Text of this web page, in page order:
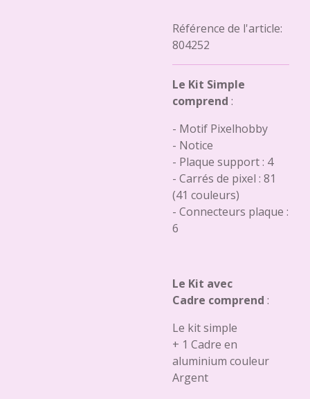
Référence de l'article:
804252
Le Kit Simple
comprend :
- Motif Pixelhobby
- Notice
- Plaque support : 4
- Carrés de pixel : 81
(41 couleurs)
- Connecteurs plaque :
6
Le Kit avec
Cadre comprend :
Le kit simple
+ 1 Cadre en
aluminium couleur
Argent